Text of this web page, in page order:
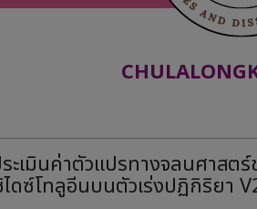
ะเมินค่าตัวแปรทางจลนศาสต
ดซ์โทลูอีนบนตัวเร่งปฏิกิริยา